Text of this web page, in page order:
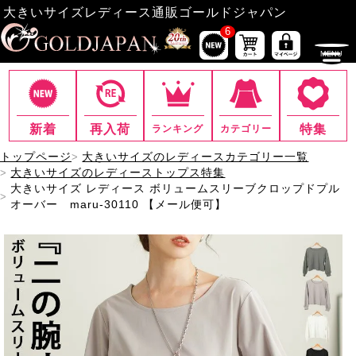
大きいサイズレディース通販ゴールドジャパン
6
新着 再入荷 ランキング カテゴリー 特集
トップページ
大きいサイズのレディースカテゴリー一覧
大きいサイズのレディーストップス特集
大きいサイズ レディース ボリュームスリーブクロップドプル
オーバー maru-30110 【メール便可】